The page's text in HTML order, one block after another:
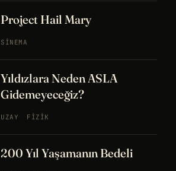
Project Hail Mary
SINEMA
Yıldızlara Neden ASLA
Gidemeyeceğiz?
UZAY FIZIK
200 Yıl Yaşamanın Bedeli